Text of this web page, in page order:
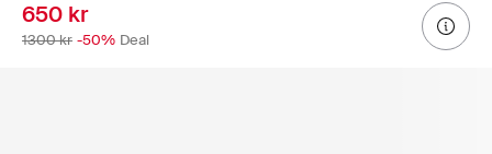
650 kr
1300 kr -50% Deal